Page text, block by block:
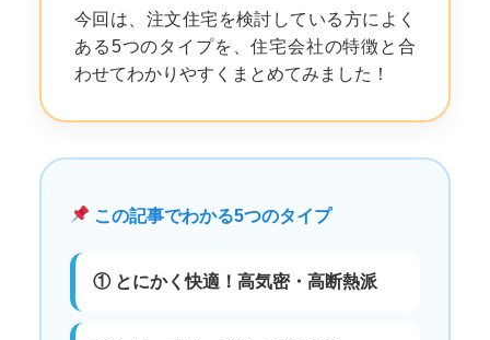
今回は、注文住宅を検討している方によく
ある5つのタイプを、住宅会社の特徴と合
わせてわかりやすくまとめてみました！
この記事でわかる5つのタイプ
① とにかく快適！高気密・高断熱派